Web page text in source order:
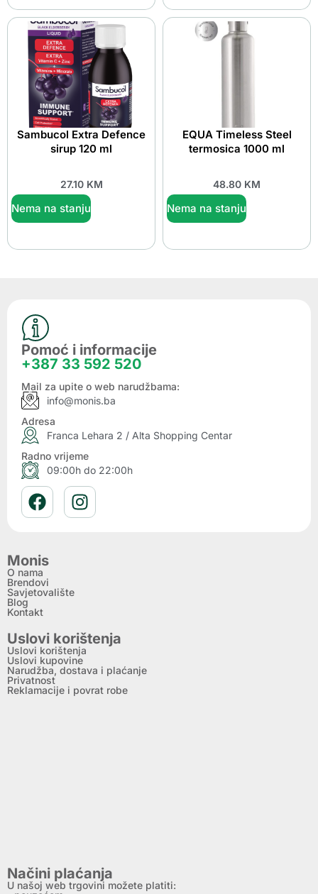
Sambucol Extra Defence
sirup 120 ml
27.10 KM
Nema na stanju
EQUA Timeless Steel
termosica 1000 ml
48.80 KM
Nema na stanju
Pomoć i informacije
+387 33 592 520
Mail za upite o web narudžbama:
info@monis.ba
Adresa
Franca Lehara 2 / Alta Shopping Centar
Radno vrijeme
09:00h do 22:00h
Monis
O nama
Brendovi
Savjetovalište
Blog
Kontakt
Uslovi korištenja
Uslovi korištenja
Uslovi kupovine
Narudžba, dostava i plaćanje
Privatnost
Reklamacije i povrat robe
Načini plaćanja
U našoj web trgovini možete platiti: